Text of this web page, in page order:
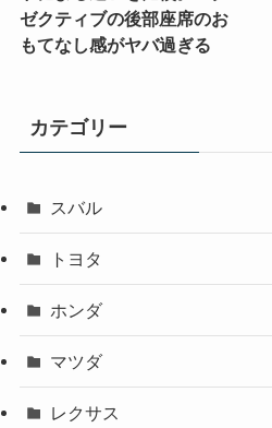
ゼクティブの後部座席のお
もてなし感がヤバ過ぎる
カテゴリー
スバル
トヨタ
ホンダ
マツダ
レクサス